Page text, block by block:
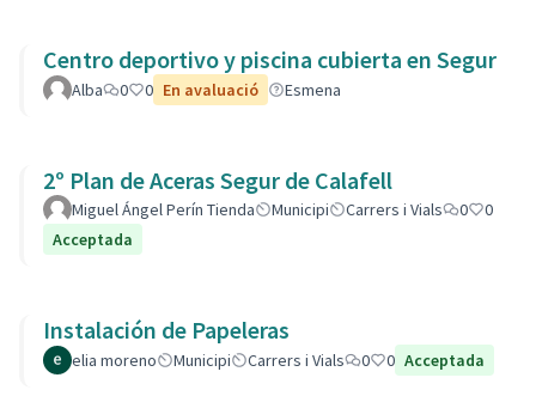
Centro deportivo y piscina cubierta en Segur
Alba 0 0 En avaluació Esmena
2º Plan de Aceras Segur de Calafell
Miguel Ángel Perín Tienda Municipi Carrers i Vials 0
0
Acceptada
Instalación de Papeleras
elia moreno Municipi Carrers i Vials 0 0 Acceptada